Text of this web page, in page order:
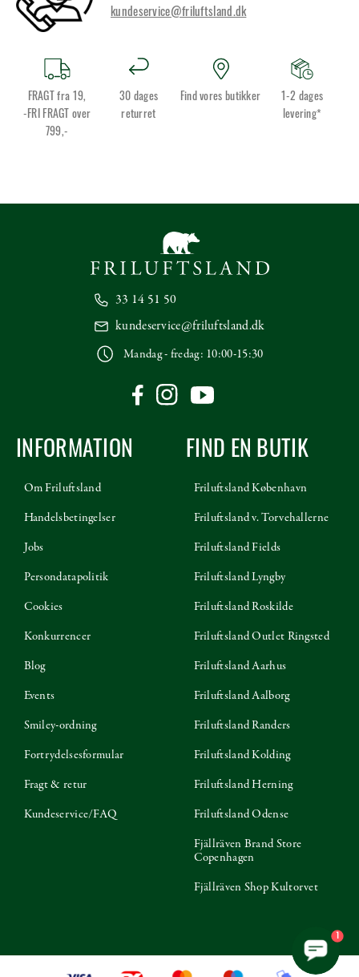
kundeservice@friluftsland.dk
FRAGT fra 19,
-FRI FRAGT over
799,-
30 dages
returret
Find vores butikker
1-2 dages
levering*
33 14 51 50
kundeservice@friluftsland.dk
Mandag - fredag: 10:00-15:30
INFORMATION
Om Friluftsland
Handelsbetingelser
Jobs
Persondatapolitik
Cookies
Konkurrencer
Blog
Events
Smiley-ordning
Fortrydelsesformular
Fragt & retur
Kundeservice/FAQ
FIND EN BUTIK
Friluftsland København
Friluftsland v. Torvehallerne
Friluftsland Fields
Friluftsland Lyngby
Friluftsland Roskilde
Friluftsland Outlet Ringsted
Friluftsland Aarhus
Friluftsland Aalborg
Friluftsland Randers
Friluftsland Kolding
Friluftsland Herning
Friluftsland Odense
Fjällräven Brand Store
Copenhagen
Fjällräven Shop Kultorvet
1